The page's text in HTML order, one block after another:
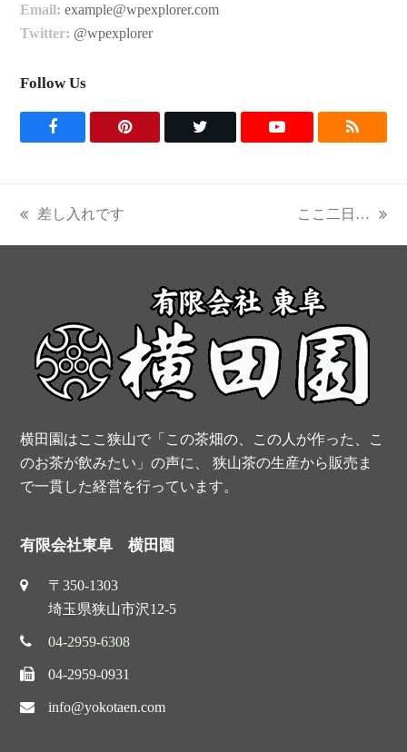
Email: example@wpexplorer.com
Twitter: @wpexplorer
Follow Us
F
c
o
k
P
s
t
T
e
Y
b
R
S
previous
post:
差し入れです
next
post:
ここ二日…
横田園はここ狭山で「この茶畑の、この人が作った、こ
のお茶が飲みたい」の声に、 狭山茶の生産から販売ま
で一貫した経営を行っています。
有限会社東阜 横田園
〒350-1303
埼玉県狭山市沢12-5
04-2959-6308
04-2959-0931
info@yokotaen.com